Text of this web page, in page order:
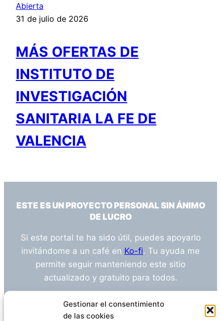
Gestionar el consentimiento
de las cookies
Abierta
31 de julio de 2026
MÁS OFERTAS DE
INSTITUTO DE
INVESTIGACIÓN
SANITARIA LA FE DE
VALENCIA
ESTE ES UN PROYECTO PERSONAL SIN ÁNIMO
DE LUCRO
Si este portal te ha sido útil, puedes apoyarlo
invitándome a un café en Ko-fi. Tu ayuda me
permite seguir manteniendo este sitio
actualizado y gratuito para todos.
¿Tienes alguna duda o sugerencia? Escríbeme
info@empleosanitarioinvestigacion.es